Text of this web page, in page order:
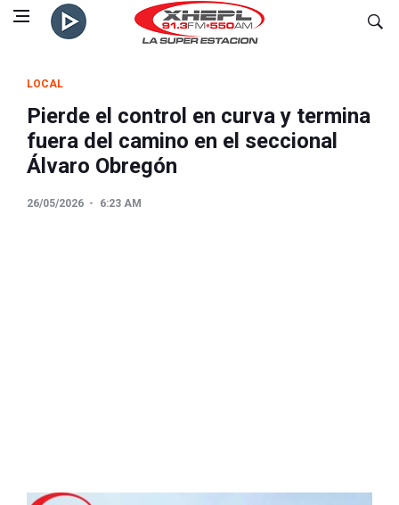
LOCAL
Pierde el control en curva y termina
fuera del camino en el seccional
Álvaro Obregón
26/05/2026 6:23 AM